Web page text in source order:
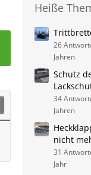
Heiße
26
Jahren
Schutz
34
Jahren
nicht
31
Jahr